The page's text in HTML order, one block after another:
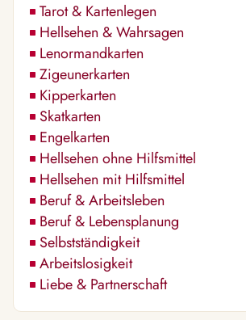
Tarot & Kartenlegen
Hellsehen & Wahrsagen
Lenormandkarten
Zigeunerkarten
Kipperkarten
Skatkarten
Engelkarten
Hellsehen ohne Hilfsmittel
Hellsehen mit Hilfsmittel
Beruf & Arbeitsleben
Beruf & Lebensplanung
Selbstständigkeit
Arbeitslosigkeit
Liebe & Partnerschaft